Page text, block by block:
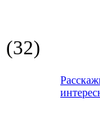
(32)